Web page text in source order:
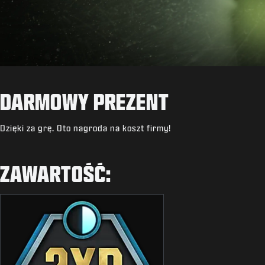
DARMOWY PREZENT
Dzięki za grę. Oto nagroda na koszt firmy!
ZAWARTOŚĆ: